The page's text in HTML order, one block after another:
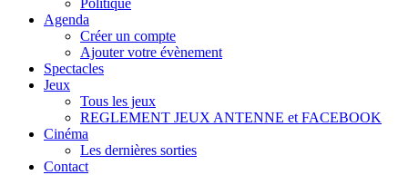
Agenda
Créer un compte
Ajouter votre évènement
Spectacles
Jeux
Tous les jeux
REGLEMENT JEUX ANTENNE et FACEBOOK
Cinéma
Les dernières sorties
Contact